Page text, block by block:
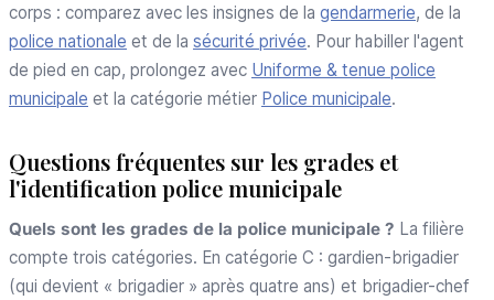
corps : comparez avec les insignes de la gendarmerie, de la
police nationale et de la sécurité privée. Pour habiller l'agent
de pied en cap, prolongez avec Uniforme & tenue police
municipale et la catégorie métier Police municipale.
Questions fréquentes sur les grades et
l'identification police municipale
Quels sont les grades de la police municipale ? La filière
compte trois catégories. En catégorie C : gardien-brigadier
(qui devient « brigadier » après quatre ans) et brigadier-chef